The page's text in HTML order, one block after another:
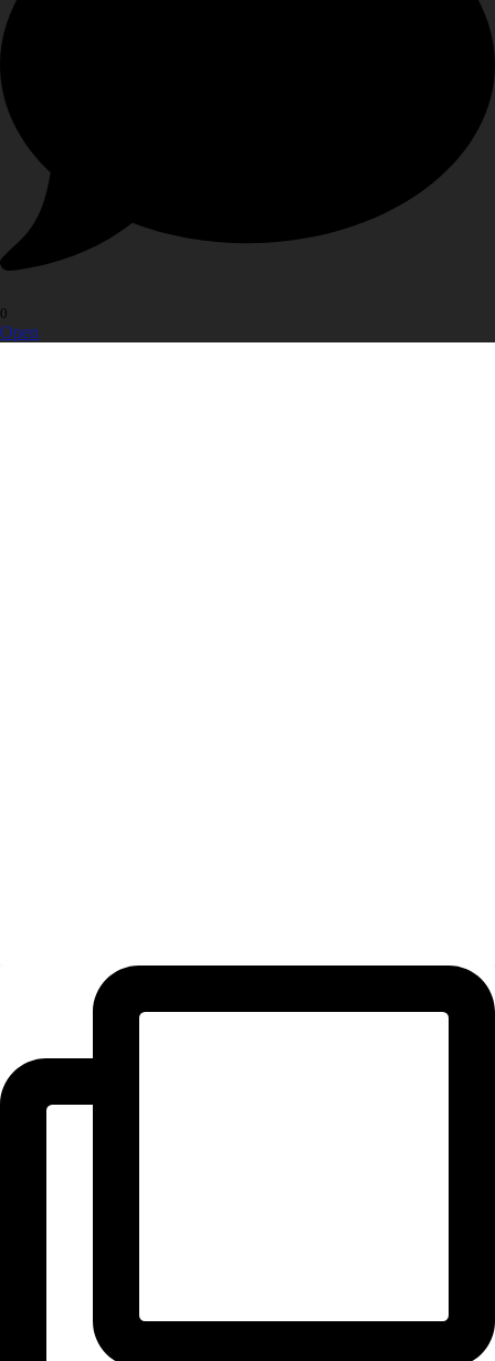
0
Open